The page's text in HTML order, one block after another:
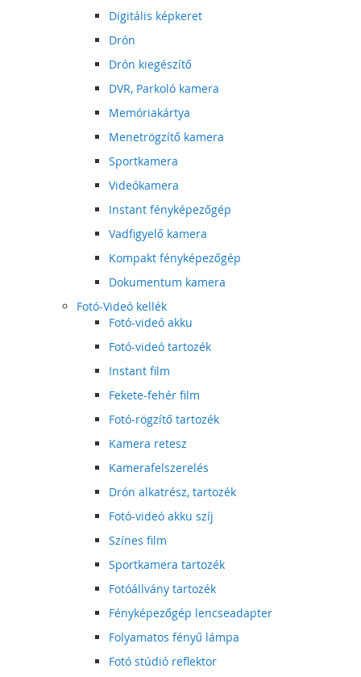
Digitális képkeret
Drón
Drón kiegészítő
DVR, Parkoló kamera
Memóriakártya
Menetrögzítő kamera
Sportkamera
Videókamera
Instant fényképezőgép
Vadfigyelő kamera
Kompakt fényképezőgép
Dokumentum kamera
Fotó-Videó kellék
Fotó-videó akku
Fotó-videó tartozék
Instant film
Fekete-fehér film
Fotó-rögzítő tartozék
Kamera retesz
Kamerafelszerelés
Drón alkatrész, tartozék
Fotó-videó akku szíj
Színes film
Sportkamera tartozék
Fotóállvány tartozék
Fényképezőgép lencseadapter
Folyamatos fényű lámpa
Fotó stúdió reflektor